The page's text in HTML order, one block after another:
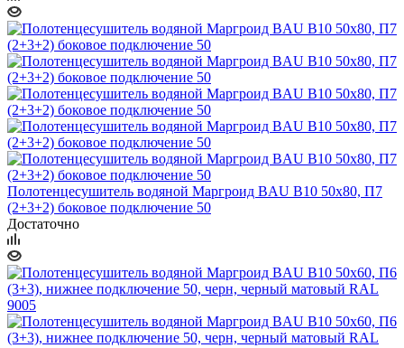
Полотенцесушитель водяной Маргроид BAU В10 50х80, П7
(2+3+2) боковое подключение 50
Достаточно